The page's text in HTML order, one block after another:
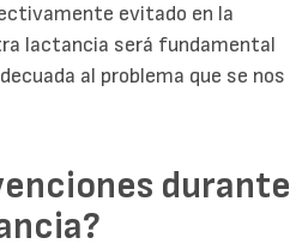
evitado en la
lactancia será fundamental
al problema que se nos
durante